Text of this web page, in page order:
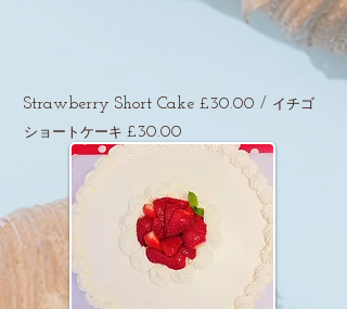
Strawberry Short Cake £30.00 / イチゴ
ショートケーキ £30.00